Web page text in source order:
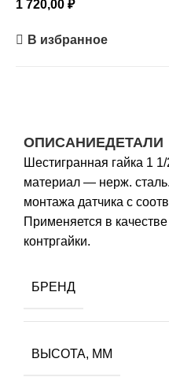
1 720,00 ₽
В избранное
ОПИСАНИЕДЕТАЛИ
Шестигранная гайка 1
материал — нерж.
монтажа датчика с
Применяется в
контргайки.
БРЕНД
ВЫСОТА, ММ